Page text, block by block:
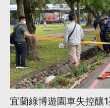
宜蘭綠博遊園車失控釀